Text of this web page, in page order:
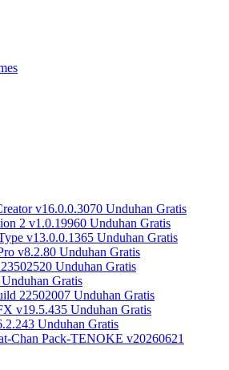
v16.0.0.3070 Unduhan Gratis
2 v1.0.19960 Unduhan Gratis
v13.0.0.1365 Unduhan Gratis
v8.2.80 Unduhan Gratis
Unduhan Gratis
Gratis
22502007 Unduhan Gratis
v19.5.435 Unduhan Gratis
Unduhan Gratis
Chan Pack-TENOKE v20260621